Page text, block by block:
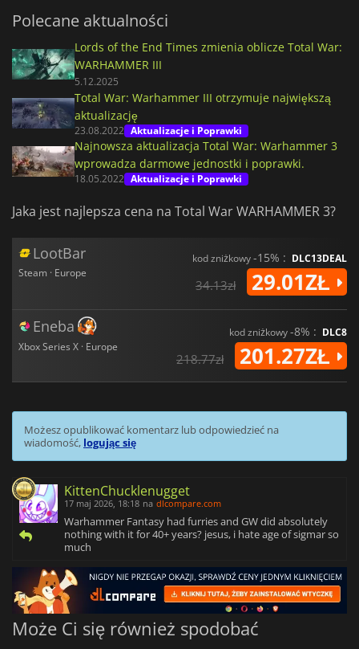
Polecane aktualności
Lords of the End Times zmienia oblicze Total War:
WARHAMMER III
5.12.2025
Total War: Warhammer III otrzymuje największą
aktualizację
23.08.2022 Aktualizacje i Poprawki
Najnowsza aktualizacja Total War: Warhammer 3
wprowadza darmowe jednostki i poprawki.
18.05.2022 Aktualizacje i Poprawki
Jaka jest najlepsza cena na Total War WARHAMMER 3?
LootBar
Steam · Europe
kod zniżkowy-15% : DLC13DEAL
34.13zł 29.01ZŁ
Eneba
Xbox Series X · Europe
kod zniżkowy-8% : DLC8
218.77zł 201.27ZŁ
Możesz opublikować komentarz lub odpowiedzieć na
wiadomość, logując się
KittenChucklenugget
17 maj 2026, 18:18 na dlcompare.com
Warhammer Fantasy had furries and GW did absolutely
nothing with it for 40+ years? jesus, i hate age of sigmar so
much
Może Ci się również spodobać